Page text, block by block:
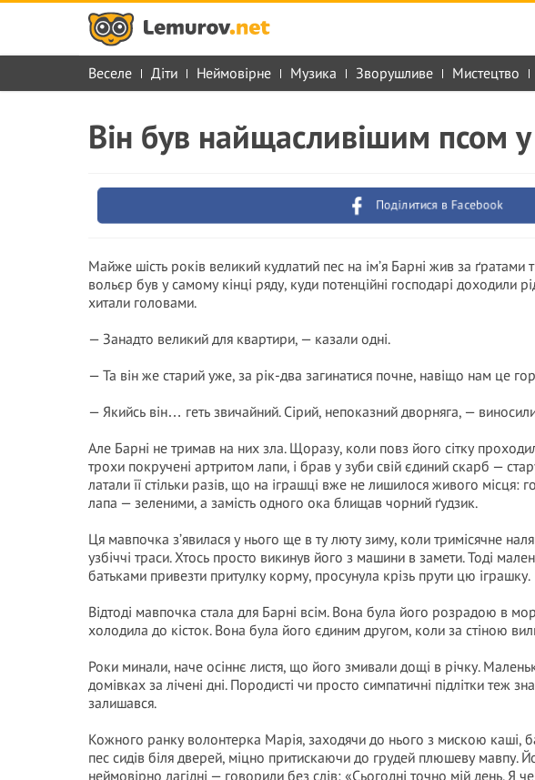
Веселе Діти Неймовірне Музика Зворушливе Мистецтво
Він був найщасливішим псом у
Поділитися в Facebook
Майже шість років великий кудлатий пес на ім’я Барні жив за ґратами
вольєр був у самому кінці ряду, куди потенційні господарі доходили
хитали головами.
— Занадто великий для квартири, — казали одні.
— Та він же старий уже, за рік-два загинатися почне, навіщо нам це
— Якийсь він… геть звичайний. Сірий, непоказний дворняга, —
Але Барні не тримав на них зла. Щоразу, коли повз його сітку
трохи покручені артритом лапи, і брав у зуби свій єдиний скарб —
латали її стільки разів, що на іграшці вже не лишилося живого місця:
лапа — зеленими, а замість одного ока блищав чорний ґудзик.
Ця мавпочка з’явилася у нього ще в ту люту зиму, коли тримісячне
узбіччі траси. Хтось просто викинув його з машини в замети. Тоді
батьками привезти притулку корму, просунула крізь прути цю іграшку.
Відтоді мавпочка стала для Барні всім. Вона була його розрадою в
холодила до кісток. Вона була його єдиним другом, коли за стіною
Роки минали, наче осіннє листя, що його змивали дощі в річку.
домівках за лічені дні. Породисті чи просто симпатичні підлітки теж
залишався.
Кожного ранку волонтерка Марія, заходячи до нього з мискою каші,
пес сидів біля дверей, міцно притискаючи до грудей плюшеву мавпу.
неймовірно лагідні — говорили без слів: «Сьогодні точно мій день. Я